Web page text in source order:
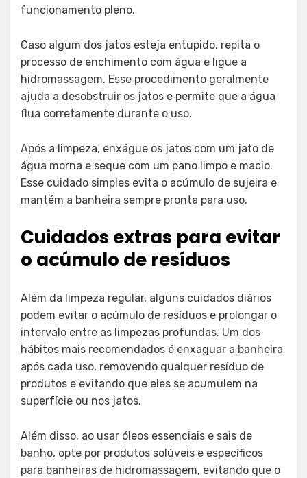
funcionamento pleno.
Caso algum dos jatos esteja entupido, repita o
processo de enchimento com água e ligue a
hidromassagem. Esse procedimento geralmente
ajuda a desobstruir os jatos e permite que a água
flua corretamente durante o uso.
Após a limpeza, enxágue os jatos com um jato de
água morna e seque com um pano limpo e macio.
Esse cuidado simples evita o acúmulo de sujeira e
mantém a banheira sempre pronta para uso.
Cuidados extras para evitar
o acúmulo de resíduos
Além da limpeza regular, alguns cuidados diários
podem evitar o acúmulo de resíduos e prolongar o
intervalo entre as limpezas profundas. Um dos
hábitos mais recomendados é enxaguar a banheira
após cada uso, removendo qualquer resíduo de
produtos e evitando que eles se acumulem na
superfície ou nos jatos.
Além disso, ao usar óleos essenciais e sais de
banho, opte por produtos solúveis e específicos
para banheiras de hidromassagem, evitando que o